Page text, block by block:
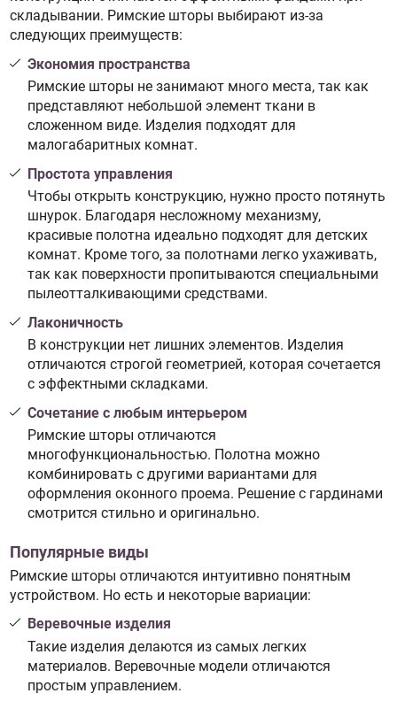
складывании. Римские шторы выбирают из-за
следующих преимуществ:
Экономия пространства
Римские шторы не занимают много места, так как
представляют небольшой элемент ткани в
сложенном виде. Изделия подходят для
малогабаритных комнат.
Простота управления
Чтобы открыть конструкцию, нужно просто потянуть
шнурок. Благодаря несложному механизму,
красивые полотна идеально подходят для детских
комнат. Кроме того, за полотнами легко ухаживать,
так как поверхности пропитываются специальными
пылеотталкивающими средствами.
Лаконичность
В конструкции нет лишних элементов. Изделия
отличаются строгой геометрией, которая сочетается
с эффектными складками.
Сочетание с любым интерьером
Римские шторы отличаются
многофункциональностью. Полотна можно
комбинировать с другими вариантами для
оформления оконного проема. Решение с гардинами
смотрится стильно и оригинально.
Популярные виды
Римские шторы отличаются интуитивно понятным
устройством. Но есть и некоторые вариации:
Веревочные изделия
Такие изделия делаются из самых легких
материалов. Веревочные модели отличаются
простым управлением.